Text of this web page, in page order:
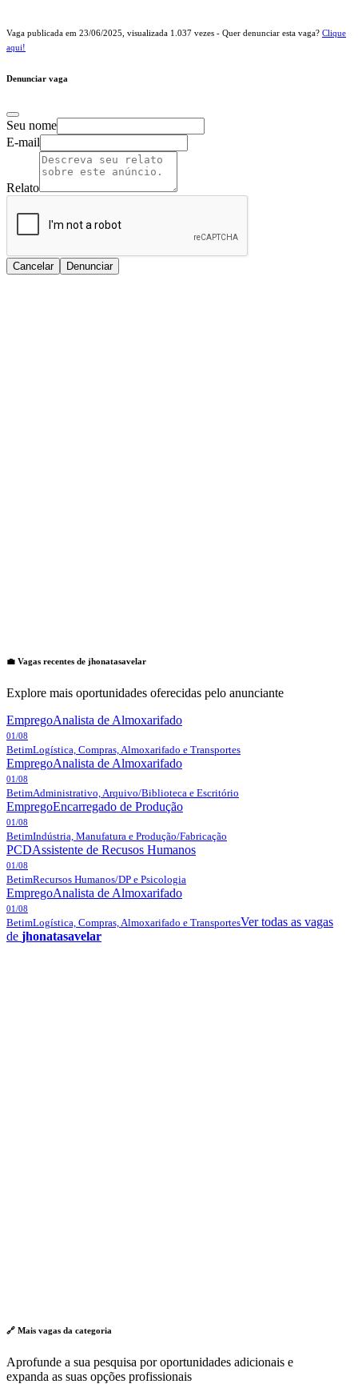
Vaga publicada em 23/06/2025 , visualizada 1.037 vezes - Quer denunciar esta vaga? Clique
aqui!
Denunciar vaga
Seu nome
E-mail
Relato
Cancelar Denunciar
💼 Vagas recentes de jhonatasavelar
Explore mais oportunidades oferecidas pelo anunciante
EmpregoAnalista de Almoxarifado
01/08
BetimLogística, Compras, Almoxarifado e Transportes
EmpregoAnalista de Almoxarifado
01/08
BetimAdministrativo, Arquivo/Biblioteca e Escritório
EmpregoEncarregado de Produção
01/08
BetimIndústria, Manufatura e Produção/Fabricação
PCDAssistente de Recusos Humanos
01/08
BetimRecursos Humanos/DP e Psicologia
EmpregoAnalista de Almoxarifado
01/08
BetimLogística, Compras, Almoxarifado e TransportesVer todas as vagas
de jhonatasavelar
🔗 Mais vagas da categoria
Aprofunde a sua pesquisa por oportunidades adicionais e
expanda as suas opções profissionais